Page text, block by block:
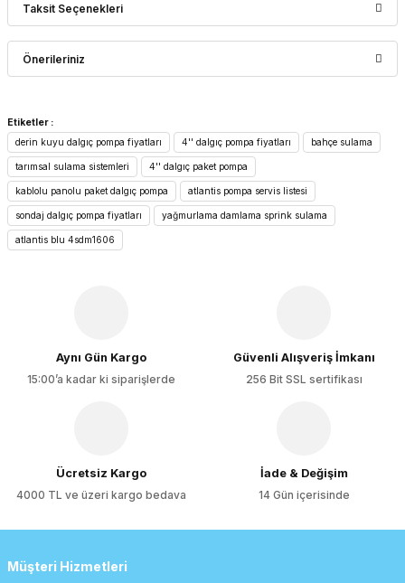
Bu ürüne ilk yorumu siz yapın!
Taksit Seçenekleri
Önerileriniz
konularda yetersiz gördüğünüz noktaları öneri formunu
kullanarak tarafımıza iletebilirsiniz.
Görüş ve önerileriniz için teşekkür ederiz.
Ürün resmi kalitesiz, bozuk veya görüntülenemiyor.
Ürün açıklamasında eksik bilgiler bulunuyor.
Etiketler :
derin kuyu dalgıç pompa fiyatları
4'' dalgıç pompa fiyatları bahçe sulama
tarımsal sulama sistemleri 4'' dalgıç paket pompa
kablolu panolu paket dalgıç pompa atlantis pompa servis listesi
sondaj dalgıç pompa fiyatları yağmurlama damlama sprink sulama
atlantis blu 4sdm1606
Aynı Gün Kargo
15:00’a kadar ki siparişlerde
Güvenli Alışveriş İmkanı
256 Bit SSL sertifikası
Ücretsiz Kargo
4000 TL ve üzeri kargo bedava
İade & Değişim
14 Gün içerisinde
Müşteri Hizmetleri